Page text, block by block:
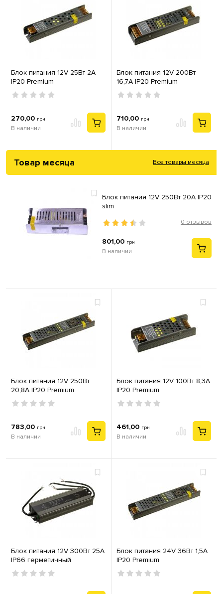
Блок питания 12V 25Вт 2А
IP20 Premium
270,00 грн
В наличии
Блок питания 12V 200Вт
16,7А IP20 Premium
710,00 грн
В наличии
Товар месяца Все товары месяца
Блок питания 12V 250Вт 20А IP20
slim
0 отзывов
801,00 грн
В наличии
Блок питания 12V 250Вт
20,8А IP20 Premium
783,00 грн
В наличии
Блок питания 12V 100Вт 8,3А
IP20 Premium
461,00 грн
В наличии
Блок питания 12V 300Вт 25А
IP66 герметичный
Блок питания 24V 36Вт 1,5А
IP20 Premium